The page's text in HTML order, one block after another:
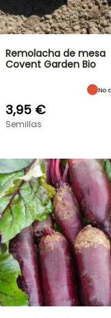
Remolacha de mesa
Covent Garden Bio
No
3,95 €
Semillas